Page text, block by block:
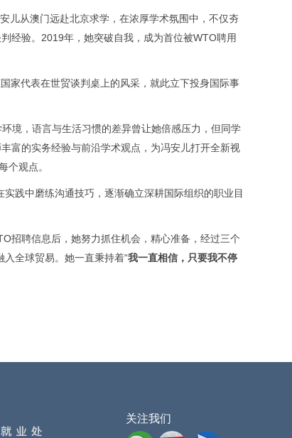
儿从澳门远赴北京求学，在浓厚学术氛围中，不仅夯
经验。 2019年，她突破自我，成为首位被WTO聘用
家代表在世贸谈判桌上的风采，就此立下投身国际事
境，语言与生活习惯的差异曾让她倍感压力，但同学
富的实务经验与前沿学术观点，为冯安儿打开全新视
个观点。
践中磨练沟通技巧，逐渐确立深耕国际组织的职业目
招聘信息后，她努力抓住机会，精心准备，经过三个
入全球贸易。她一直秉持着“我一直相信，只要我不停
关注我们